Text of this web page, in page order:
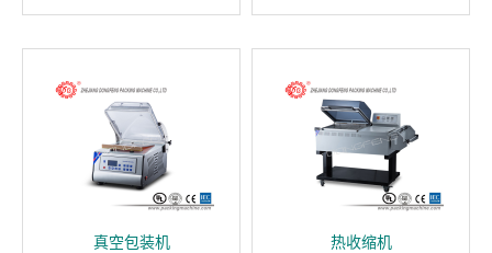
真空包装机 热收缩机